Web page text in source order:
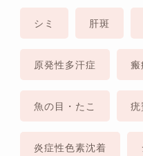
シミ 肝斑
原発性多汗症 瘢
魚の目・たこ 疣
炎症性色素沈着